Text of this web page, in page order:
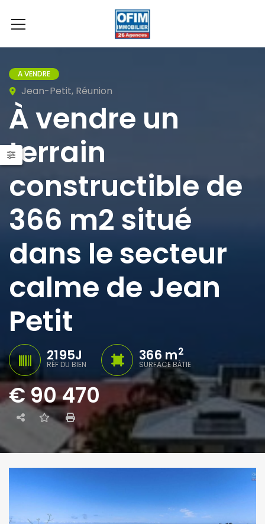
A VENDRE
Jean-Petit, Réunion
À vendre un
terrain
constructible de
366 m2 situé
dans le secteur
calme de Jean
Petit
2195J
RÉF DU BIEN
366 m2
SURFACE BÂTIE
€ 90 470